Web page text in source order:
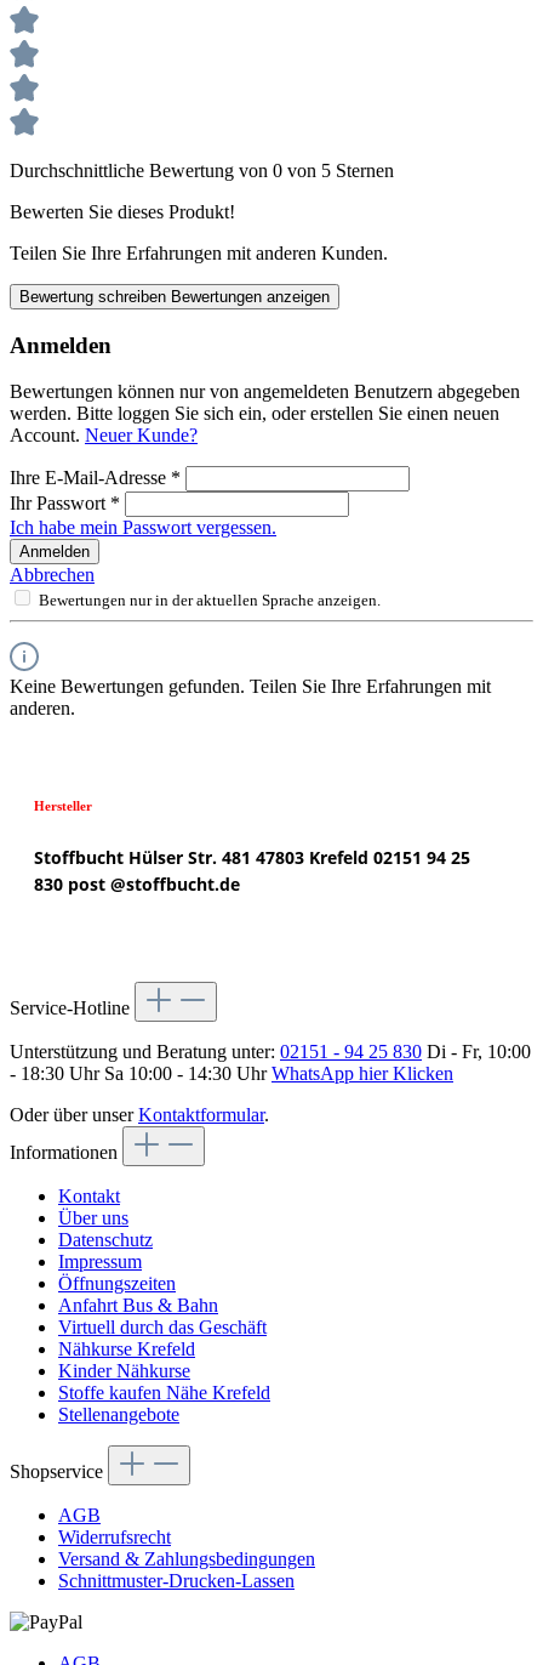
Durchschnittliche Bewertung von 0 von 5 Sternen
Bewerten Sie dieses Produkt!
Teilen Sie Ihre Erfahrungen mit anderen Kunden.
Bewertung schreiben Bewertungen anzeigen
Anmelden
Bewertungen können nur von angemeldeten Benutzern abgegeben
werden. Bitte loggen Sie sich ein, oder erstellen Sie einen neuen
Account. Neuer Kunde?
Ihre E-Mail-Adresse *
Ihr Passwort *
Ich habe mein Passwort vergessen.
Anmelden
Abbrechen
Bewertungen nur in der aktuellen Sprache anzeigen.
Keine Bewertungen gefunden. Teilen Sie Ihre Erfahrungen mit
anderen.
Hersteller
Stoffbucht Hülser Str. 481 47803 Krefeld 02151 94 25
830 post @stoffbucht.de
Service-Hotline
Unterstützung und Beratung unter: 02151 - 94 25 830 Di - Fr, 10:00
- 18:30 Uhr Sa 10:00 - 14:30 UhrWhatsApp hier Klicken
Oder über unserKontaktformular.
Informationen
Kontakt
Über uns
Datenschutz
Impressum
Öffnungszeiten
Anfahrt Bus & Bahn
Virtuell durch das Geschäft
Nähkurse Krefeld
Kinder Nähkurse
Stoffe kaufen Nähe Krefeld
Stellenangebote
Shopservice
AGB
Widerrufsrecht
Versand & Zahlungsbedingungen
Schnittmuster-Drucken-Lassen